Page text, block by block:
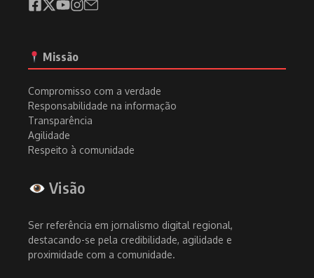
Missão
Compromisso com a verdade
Responsabilidade na informação
Transparência
Agilidade
Respeito à comunidade
Visão
Ser referência em jornalismo digital regional,
destacando-se pela credibilidade, agilidade e
proximidade com a comunidade.